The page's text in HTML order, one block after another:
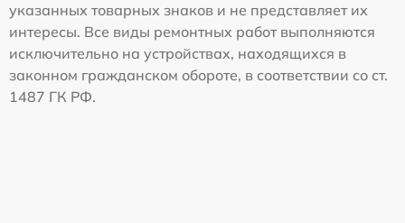
указанных товарных знаков и не представляет их
интересы. Все виды ремонтных работ выполняются
исключительно на устройствах, находящихся в
законном гражданском обороте, в соответствии со ст.
1487 ГК РФ.